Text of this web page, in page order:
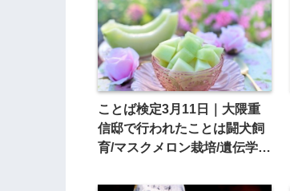
ことば検定3月11日｜大隈重
信邸で行われたことは闘犬飼
育/マスクメロン栽培/遺伝学研